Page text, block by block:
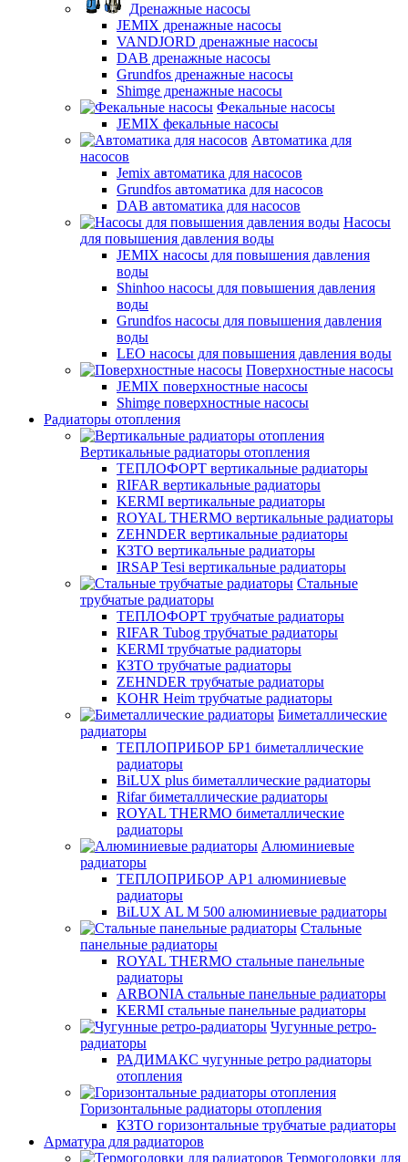
Дренажные насосы
JEMIX дренажные насосы
VANDJORD дренажные насосы
DAB дренажные насосы
Grundfos дренажные насосы
Shimge дренажные насосы
Фекальные насосы
JEMIX фекальные насосы
Автоматика для
насосов
Jemix автоматика для насосов
Grundfos автоматика для насосов
DAB автоматика для насосов
Насосы
для повышения давления воды
JEMIX насосы для повышения давления
воды
Shinhoo насосы для повышения давления
воды
Grundfos насосы для повышения давления
воды
LEO насосы для повышения давления воды
Поверхностные насосы
JEMIX поверхностные насосы
Shimge поверхностные насосы
Радиаторы отопления
Вертикальные радиаторы отопления
ТЕПЛОФОРТ вертикальные радиаторы
RIFAR вертикальные радиаторы
KERMI вертикальные радиаторы
ROYAL THERMO вертикальные радиаторы
ZEHNDER вертикальные радиаторы
КЗТО вертикальные радиаторы
IRSAP Tesi вертикальные радиаторы
Стальные
трубчатые радиаторы
ТЕПЛОФОРТ трубчатые радиаторы
RIFAR Tubog трубчатые радиаторы
KERMI трубчатые радиаторы
КЗТО трубчатые радиаторы
ZEHNDER трубчатые радиаторы
KOHR Heim трубчатые радиаторы
Биметаллические
радиаторы
ТЕПЛОПРИБОР БР1 биметаллические
радиаторы
BiLUX plus биметаллические радиаторы
Rifar биметаллические радиаторы
ROYAL THERMO биметаллические
радиаторы
Алюминиевые
радиаторы
ТЕПЛОПРИБОР АР1 алюминиевые
радиаторы
BiLUX AL M 500 алюминиевые радиаторы
Стальные
панельные радиаторы
ROYAL THERMO стальные панельные
радиаторы
ARBONIA стальные панельные радиаторы
KERMI стальные панельные радиаторы
Чугунные ретро-
радиаторы
РАДИМАКС чугунные ретро радиаторы
отопления
Горизонтальные радиаторы отопления
КЗТО горизонтальные трубчатые радиаторы
Арматура для радиаторов
Термоголовки для